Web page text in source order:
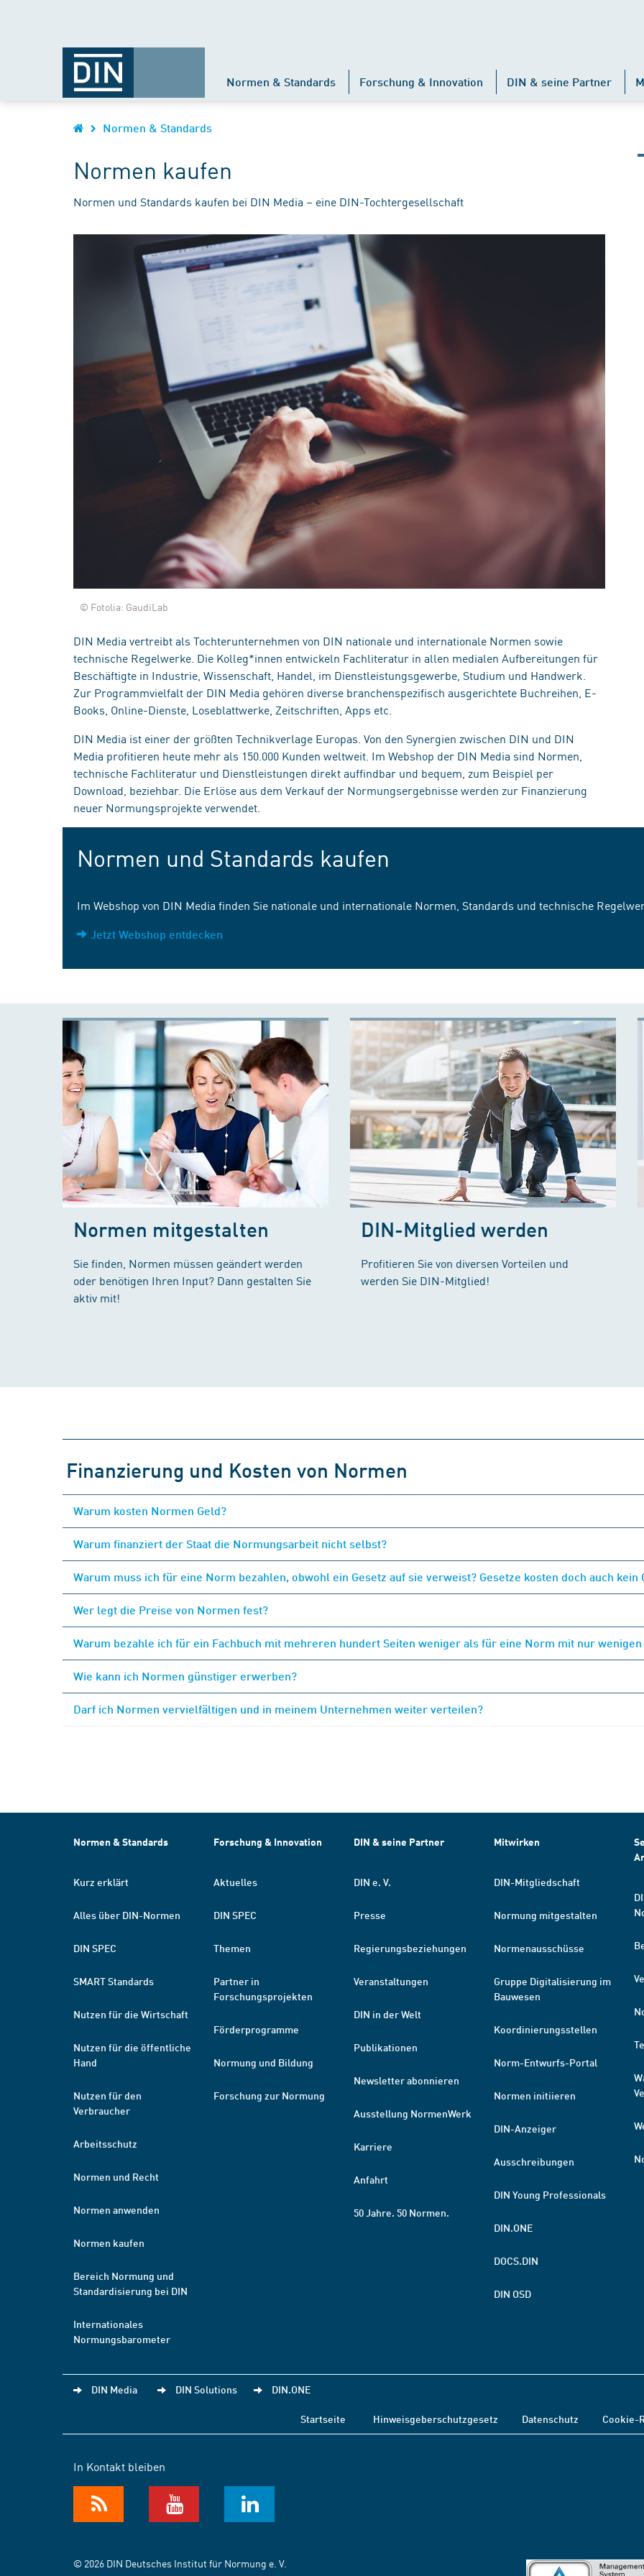
Normen & Standards Forschung & Innovation DIN & seine Partner
Normen & Standards
Normen kaufen
Normen und Standards kaufen bei DIN Media – eine DIN-Tochtergesellschaft
© Fotolia: GaudiLab
DIN Media vertreibt als Tochterunternehmen von DIN nationale und internationale Normen sowie
technische Regelwerke. Die Kolleg*innen entwickeln Fachliteratur in allen medialen Aufbereitungen für
Beschäftigte in Industrie, Wissenschaft, Handel, im Dienstleistungsgewerbe, Studium und Handwerk.
Zur Programmvielfalt der DIN Media gehören diverse branchenspezifisch ausgerichtete Buchreihen, E-
Books, Online-Dienste, Loseblattwerke, Zeitschriften, Apps etc.
DIN Media ist einer der größten Technikverlage Europas. Von den Synergien zwischen DIN und DIN
Media profitieren heute mehr als 150.000 Kunden weltweit. Im Webshop der DIN Media sind Normen,
technische Fachliteratur und Dienstleistungen direkt auffindbar und bequem, zum Beispiel per
Download, beziehbar. Die Erlöse aus dem Verkauf der Normungsergebnisse werden zur Finanzierung
neuer Normungsprojekte verwendet.
Normen und Standards kaufen
Im Webshop von DIN Media finden Sie nationale und internationale Normen, Standards und technische
Jetzt Webshop entdecken
Normen mitgestalten
Sie finden, Normen müssen geändert werden
oder benötigen Ihren Input? Dann gestalten Sie
aktiv mit!
DIN-Mitglied werden
Profitieren Sie von diversen Vorteilen und
werden Sie DIN-Mitglied!
Finanzierung und Kosten von Normen
Warum kosten Normen Geld?
Warum finanziert der Staat die Normungsarbeit nicht selbst?
Warum muss ich für eine Norm bezahlen, obwohl ein Gesetz auf sie verweist? Gesetze kosten doch auch kein
Wer legt die Preise von Normen fest?
Warum bezahle ich für ein Fachbuch mit mehreren hundert Seiten weniger als für eine Norm mit nur wenigen
Wie kann ich Normen günstiger erwerben?
Darf ich Normen vervielfältigen und in meinem Unternehmen weiter verteilen?
Normen & Standards
Kurz erklärt
Alles über DIN-Normen
DIN SPEC
SMART Standards
Nutzen für die Wirtschaft
Nutzen für die öffentliche
Hand
Nutzen für den
Verbraucher
Arbeitsschutz
Normen und Recht
Normen anwenden
Normen kaufen
Bereich Normung und
Standardisierung bei DIN
Internationales
Normungsbarometer
Forschung & Innovation
Aktuelles
DIN SPEC
Themen
Partner in
Forschungsprojekten
Förderprogramme
Normung und Bildung
Forschung zur Normung
DIN & seine Partner
DIN e. V.
Presse
Regierungsbeziehungen
Veranstaltungen
DIN in der Welt
Publikationen
Newsletter abonnieren
Ausstellung NormenWerk
Karriere
Anfahrt
50 Jahre. 50 Normen.
Mitwirken
DIN-Mitgliedschaft
Normung mitgestalten
Normenausschüsse
Gruppe Digitalisierung im
Bauwesen
Koordinierungsstellen
Norm-Entwurfs-Portal
Normen initiieren
DIN-Anzeiger
Ausschreibungen
DIN Young Professionals
DIN.ONE
DOCS.DIN
DIN OSD
DIN Media DIN Solutions DIN.ONE
Startseite Hinweisgeberschutzgesetz Datenschutz Cookie-
In Kontakt bleiben
© 2026 DIN Deutsches Institut für Normung e. V.